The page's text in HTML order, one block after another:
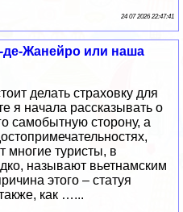
24 07 2026 22:47:41
де-Жанейро или наша
делать страховку для
я начала рассказывать о
самобытную сторону, а
многие туристы, в
называют вьетнамским
этого – статуя
как …...